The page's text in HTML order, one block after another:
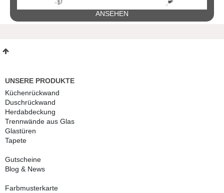
ANSEHEN
UNSERE PRODUKTE
Küchenrückwand
Duschrückwand
Herdabdeckung
Trennwände aus Glas
Glastüren
Tapete
Gutscheine
Blog & News
Farbmusterkarte